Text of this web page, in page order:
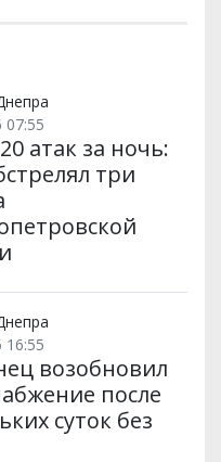
07:55
атак за ночь:
три
16:55
возобновил
после
суток без